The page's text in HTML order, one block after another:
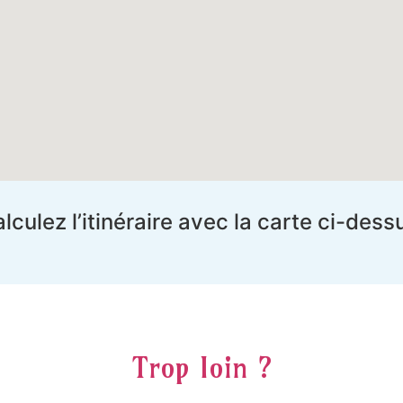
l’itinéraire avec la carte ci-
Trop loin ?